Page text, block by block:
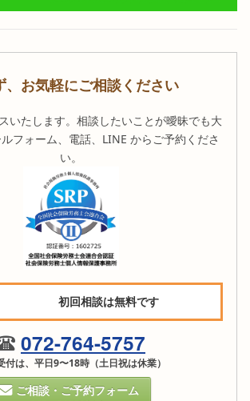
、お気軽にご相談ください
いたします。相談したいことが曖昧でも大
フォーム、電話、LINE からご予約くださ
い。
初回相談は無料です
072-764-5757
付は、平日9〜18時（土日祝は休業）
ご相談・ご予約フォーム